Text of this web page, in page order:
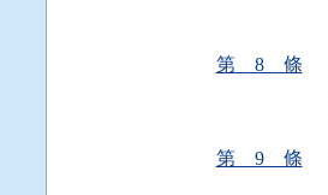
第 8 條
第 9 條